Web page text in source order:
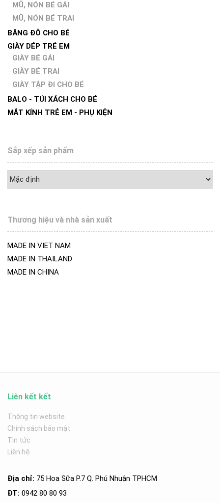
MŨ, NÓN BÉ GÁI
MŨ, NÓN BÉ TRAI
BĂNG ĐÔ CHO BÉ
GIÀY DÉP TRẺ EM
GIÀY BÉ GÁI
GIÀY BÉ TRAI
GIÀY TẬP ĐI CHO BÉ
BALO - TÚI XÁCH CHO BÉ
MẮT KÍNH TRẺ EM - PHỤ KIỆN
Sắp xếp sản phẩm
Thương hiệu và nhà sản xuất
MADE IN VIET NAM
MADE IN THAILAND
MADE IN CHINA
Liên kết kết
Thông tin website
Chính sách bảo mật
Tin tức
Liên hệ
Địa chỉ: 75 Hoa Sữa P.7 Q. Phú Nhuận TPHCM
ĐT: 0942 80 80 93